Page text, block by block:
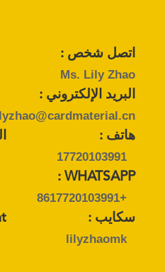
اتصل شخص :
Ms. Lily Zhao
البريد الإلكتروني :
هاتف :
17720103991
WHATSAPP :
+8617720103991
:
سكايب :
lilyzhaomk